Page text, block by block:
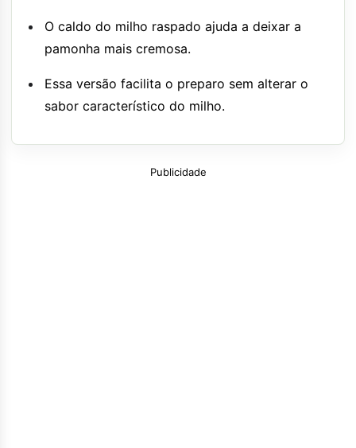
O caldo do milho raspado ajuda a deixar a
pamonha mais cremosa.
Essa versão facilita o preparo sem alterar o
sabor característico do milho.
Publicidade